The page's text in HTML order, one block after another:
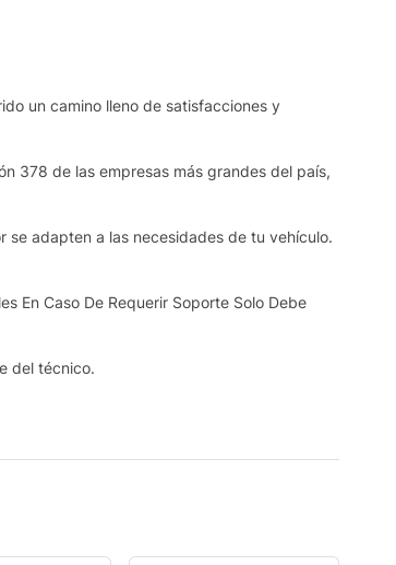
un camino lleno de satisfacciones y
378 de las empresas más grandes del país,
se adapten a las necesidades de tu vehículo.
En Caso De Requerir Soporte Solo Debe
del técnico.